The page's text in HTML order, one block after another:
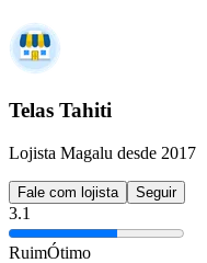
Telas Tahiti
Lojista Magalu desde 2017
Fale com lojista Seguir
3.1
RuimÓtimo